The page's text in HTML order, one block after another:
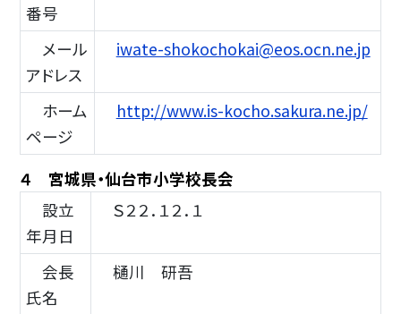
番号
メール
アドレス
iwate-shokochokai@eos.ocn.ne.jp
ホーム
ページ
http://www.is-kocho.sakura.ne.jp/
４ 宮城県・仙台市小学校長会
設立
年月日
Ｓ２２．１２．１
会長
氏名
樋川 研吾